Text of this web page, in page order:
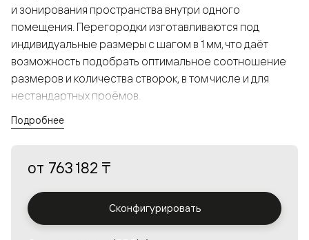
и зонирования пространства внутри одного
помещения. Перегородки изготавливаются под
индивидуальные размеры с шагом в 1 мм, что даёт
возможность подобрать оптимальное соотношение
размеров и количества створок, в том числе и для
нестандартных проёмов.
а большой выбор вставок из стекла с различными
решения в интерьере и варьировать освещённость.
Подробнее
от 763 182 ₸
Сконфигурировать